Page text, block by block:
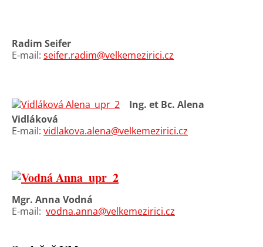
Radim Seifer
E-mail: seifer.radim@velkemezirici.cz
Ing. et Bc. Alena
Vidláková
E-mail: vidlakova.alena@velkemezirici.cz
Mgr. Anna Vodná
E-mail: vodna.anna@velkemezirici.cz